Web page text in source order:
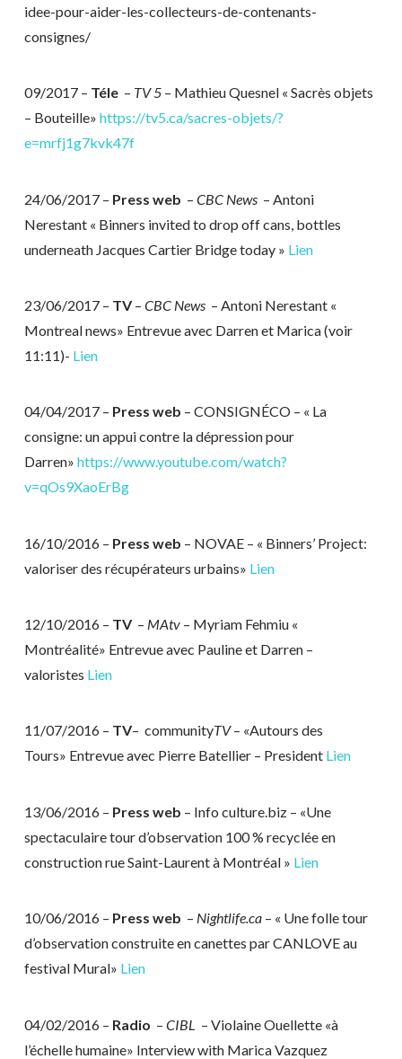
idee-pour-aider-les-collecteurs-de-contenants-
consignes/
09/2017 – Téle – TV 5 – Mathieu Quesnel « Sacrès objets
– Bouteille» https://tv5.ca/sacres-objets/?
e=mrfj1g7kvk47f
24/06/2017 – Press web – CBC News – Antoni
Nerestant « Binners invited to drop off cans, bottles
underneath Jacques Cartier Bridge today » Lien
23/06/2017 – TV– CBC News – Antoni Nerestant «
Montreal news» Entrevue avec Darren et Marica (voir
11:11)- Lien
04/04/2017 – Press web – CONSIGNÉCO – « La
consigne: un appui contre la dépression pour
Darren» https://www.youtube.com/watch?
v=qOs9XaoErBg
16/10/2016 – Press web – NOVAE – « Binners’ Project:
valoriser des récupérateurs urbains» Lien
12/10/2016 – TV – MAtv– Myriam Fehmiu «
Montréalité» Entrevue avec Pauline et Darren –
valoristes Lien
11/07/2016 – TV– communityTV– «Autours des
Tours» Entrevue avec Pierre Batellier – President Lien
13/06/2016 – Press web – Info culture.biz – «Une
spectaculaire tour d’observation 100 % recyclée en
construction rue Saint-Laurent à Montréal » Lien
10/06/2016 – Press web – Nightlife.ca– « Une folle tour
d’observation construite en canettes par CANLOVE au
festival Mural» Lien
04/02/2016 – Radio – CIBL – Violaine Ouellette «à
l’échelle humaine» Interview with Marica Vazquez